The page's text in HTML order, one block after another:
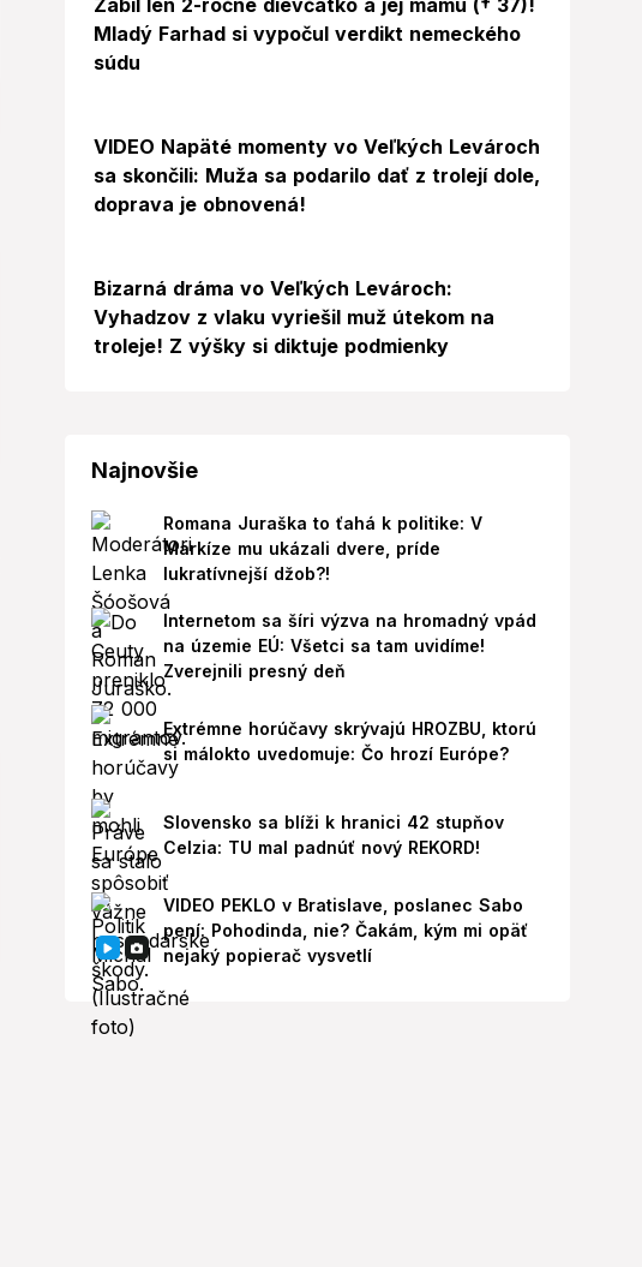
Zabil len 2-ročné dievčatko a jej mamu († 37)!
Mladý Farhad si vypočul verdikt nemeckého
súdu
VIDEO Napäté momenty vo Veľkých Levároch
sa skončili: Muža sa podarilo dať z trolejí dole,
doprava je obnovená!
Bizarná dráma vo Veľkých Levároch:
Vyhadzov z vlaku vyriešil muž útekom na
troleje! Z výšky si diktuje podmienky
Najnovšie
Romana Juraška to ťahá k politike: V
Markíze mu ukázali dvere, príde
lukratívnejší džob?!
Internetom sa šíri výzva na hromadný vpád
na územie EÚ: Všetci sa tam uvidíme!
Zverejnili presný deň
Extrémne horúčavy skrývajú HROZBU, ktorú
si málokto uvedomuje: Čo hrozí Európe?
Slovensko sa blíži k hranici 42 stupňov
Celzia: TU mal padnúť nový REKORD!
VIDEO PEKLO v Bratislave, poslanec Sabo
pení: Pohodinda, nie? Čakám, kým mi opäť
nejaký popierač vysvetlí